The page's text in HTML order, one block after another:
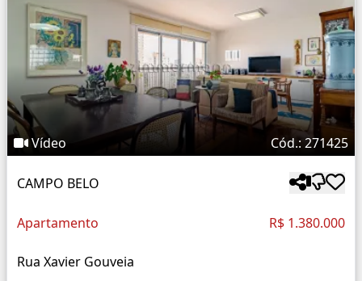
Vídeo Cód.: 271425
CAMPO BELO
Apartamento R$ 1.380.000
Rua Xavier Gouveia